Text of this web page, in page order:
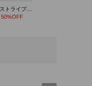
レイヤーストライプレースドレス
50%OFF